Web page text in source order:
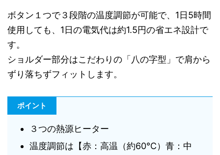
ボタン１つで３段階の温度調節が可能で、1日5時間
使用しても、1日の電気代は約1.5円の省エネ設計で
す。
ショルダー部分はこだわりの「八の字型」で肩から
ずり落ちずフィットします。
ポイント
３つの熱源ヒーター
温度調節は【赤：高温（約60℃）青：中